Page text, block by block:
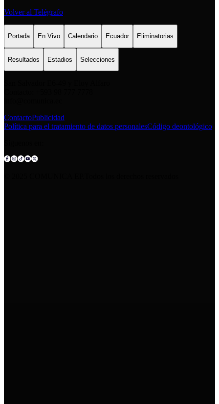
Volver al Telégrafo
Portada En Vivo Calendario Ecuador Eliminatorias
Resultados Estadios Selecciones
ContactoPublicidad
Política para el tratamiento de datos personalesCódigo deontológico